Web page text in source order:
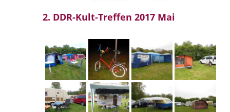
2. DDR-Kult-Treffen 2017 Mai